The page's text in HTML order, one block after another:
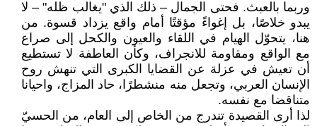
وربما بالعبث. فحتى الجمال – ذلك الذي "يغالب ظله" – لا
يبدو خلاصًا، بل إغواءً مؤقتًا أمام واقع يزداد قسوة. من
هنا، يتحوّل الهيام في اللقاء والعيون والكحل إلى صراع
مع الواقع ومقاومة للانجراف، وكأن العاطفة لا تستطيع
أن تعيش في عزلة عن القضايا الكبرى التي تنهش روح
الإنسان العربي، وتجعل منه منشطرًا، حاد المزاج، واحيانا
متناقضا مع نفسه.
لذا أرى القصيدة تندرج من الخاص إلى العام، من الحسيّ